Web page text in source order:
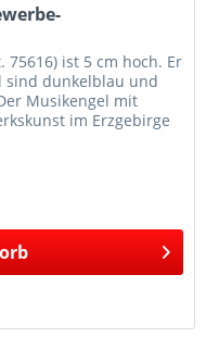
75616) ist 5 cm hoch. Er
sind dunkelblau und
Musikengel mit
im Erzgebirge